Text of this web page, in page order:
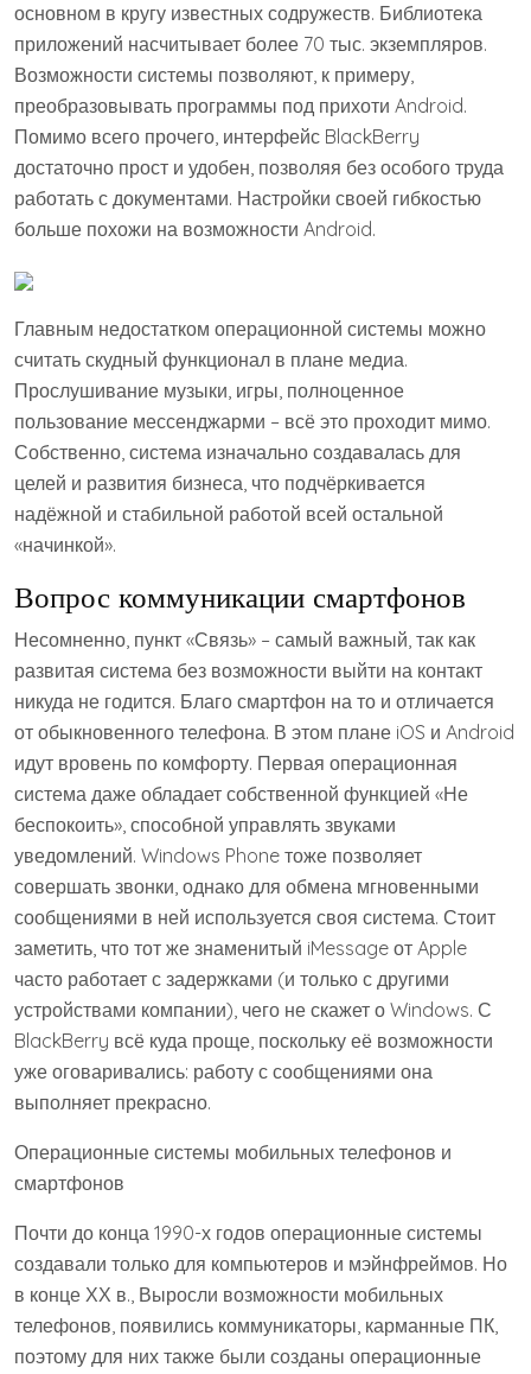
основном в кругу известных содружеств. Библиотека
приложений насчитывает более 70 тыс. экземпляров.
Возможности системы позволяют, к примеру,
преобразовывать программы под прихоти Android.
Помимо всего прочего, интерфейс BlackBerry
достаточно прост и удобен, позволяя без особого труда
работать с документами. Настройки своей гибкостью
больше похожи на возможности Android.
Главным недостатком операционной системы можно
считать скудный функционал в плане медиа.
Прослушивание музыки, игры, полноценное
пользование мессенджарми – всё это проходит мимо.
Собственно, система изначально создавалась для
целей и развития бизнеса, что подчёркивается
надёжной и стабильной работой всей остальной
«начинкой».
Вопрос коммуникации смартфонов
Несомненно, пункт «Связь» – самый важный, так как
развитая система без возможности выйти на контакт
никуда не годится. Благо смартфон на то и отличается
от обыкновенного телефона. В этом плане iOS и Android
идут вровень по комфорту. Первая операционная
система даже обладает собственной функцией «Не
беспокоить», способной управлять звуками
уведомлений. Windows Phone тоже позволяет
совершать звонки, однако для обмена мгновенными
сообщениями в ней используется своя система. Стоит
заметить, что тот же знаменитый iMessage от Apple
часто работает с задержками (и только с другими
устройствами компании), чего не скажет о Windows. С
BlackBerry всё куда проще, поскольку её возможности
уже оговаривались: работу с сообщениями она
выполняет прекрасно.
Операционные системы мобильных телефонов и
смартфонов
Почти до конца 1990-х годов операционные системы
создавали только для компьютеров и мэйнфреймов. Но
в конце ХХ в., Выросли возможности мобильных
телефонов, появились коммуникаторы, карманные ПК,
поэтому для них также были созданы операционные